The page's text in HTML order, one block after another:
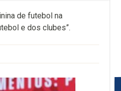
de futebol na
e dos clubes”.